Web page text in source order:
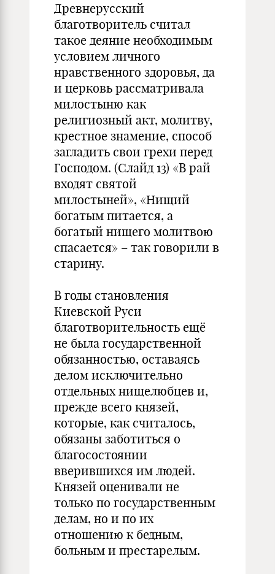
Древнерусский
благотворитель считал
такое деяние необходимым
условием личного
нравственного здоровья, да
и церковь рассматривала
милостыню как
религиозный акт, молитву,
крестное знамение, способ
загладить свои грехи перед
Господом. (Слайд 13) «В рай
входят святой
милостыней», «Нищий
богатым питается, а
богатый нищего молитвою
спасается» – так говорили в
старину.
В годы становления
Киевской Руси
благотворительность ещё
не была государственной
обязанностью, оставаясь
делом исключительно
отдельных нищелюбцев и,
прежде всего князей,
которые, как считалось,
обязаны заботиться о
благосостоянии
вверившихся им людей.
Князей оценивали не
только по государственным
делам, но и по их
отношению к бедным,
больным и престарелым.